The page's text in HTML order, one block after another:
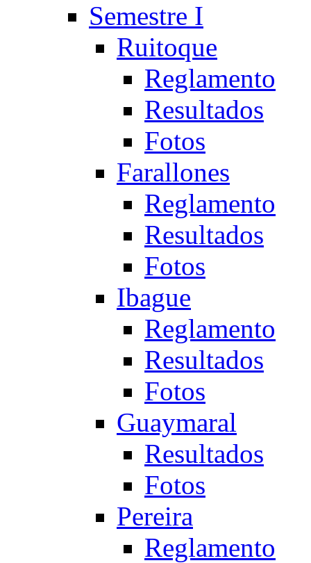
Semestre I
Ruitoque
Reglamento
Resultados
Fotos
Farallones
Reglamento
Resultados
Fotos
Ibague
Reglamento
Resultados
Fotos
Guaymaral
Resultados
Fotos
Pereira
Reglamento